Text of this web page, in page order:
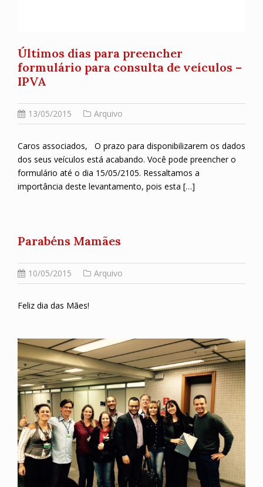
Últimos dias para preencher
formulário para consulta de veículos –
IPVA
13/05/2015 Arquivo
Caros associados, O prazo para disponibilizarem os dados
dos seus veículos está acabando. Você pode preencher o
formulário até o dia 15/05/2105. Ressaltamos a
importância deste levantamento, pois esta […]
Parabéns Mamães
10/05/2015 Arquivo
Feliz dia das Mães!